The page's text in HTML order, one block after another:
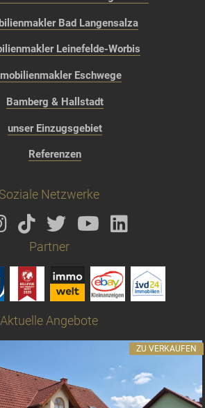
Bad Langensalza
Leinefelde-Worbis
Eschwege
Bamberg & Hallstadt
unser Einzugsgebiet
Referenzen
Soziale Netzwerke
Partner
Aktuelle Angebote
ZU VERKAUFEN